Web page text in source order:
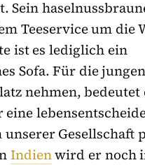
Sein
Teeservice um die
ist es lediglich ein
Sofa. Für die
nehmen, bedeutet
eine
Gesellschaft
Indienwird er noch